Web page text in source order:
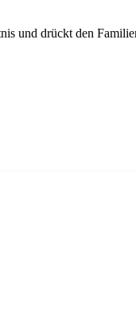
und drückt den